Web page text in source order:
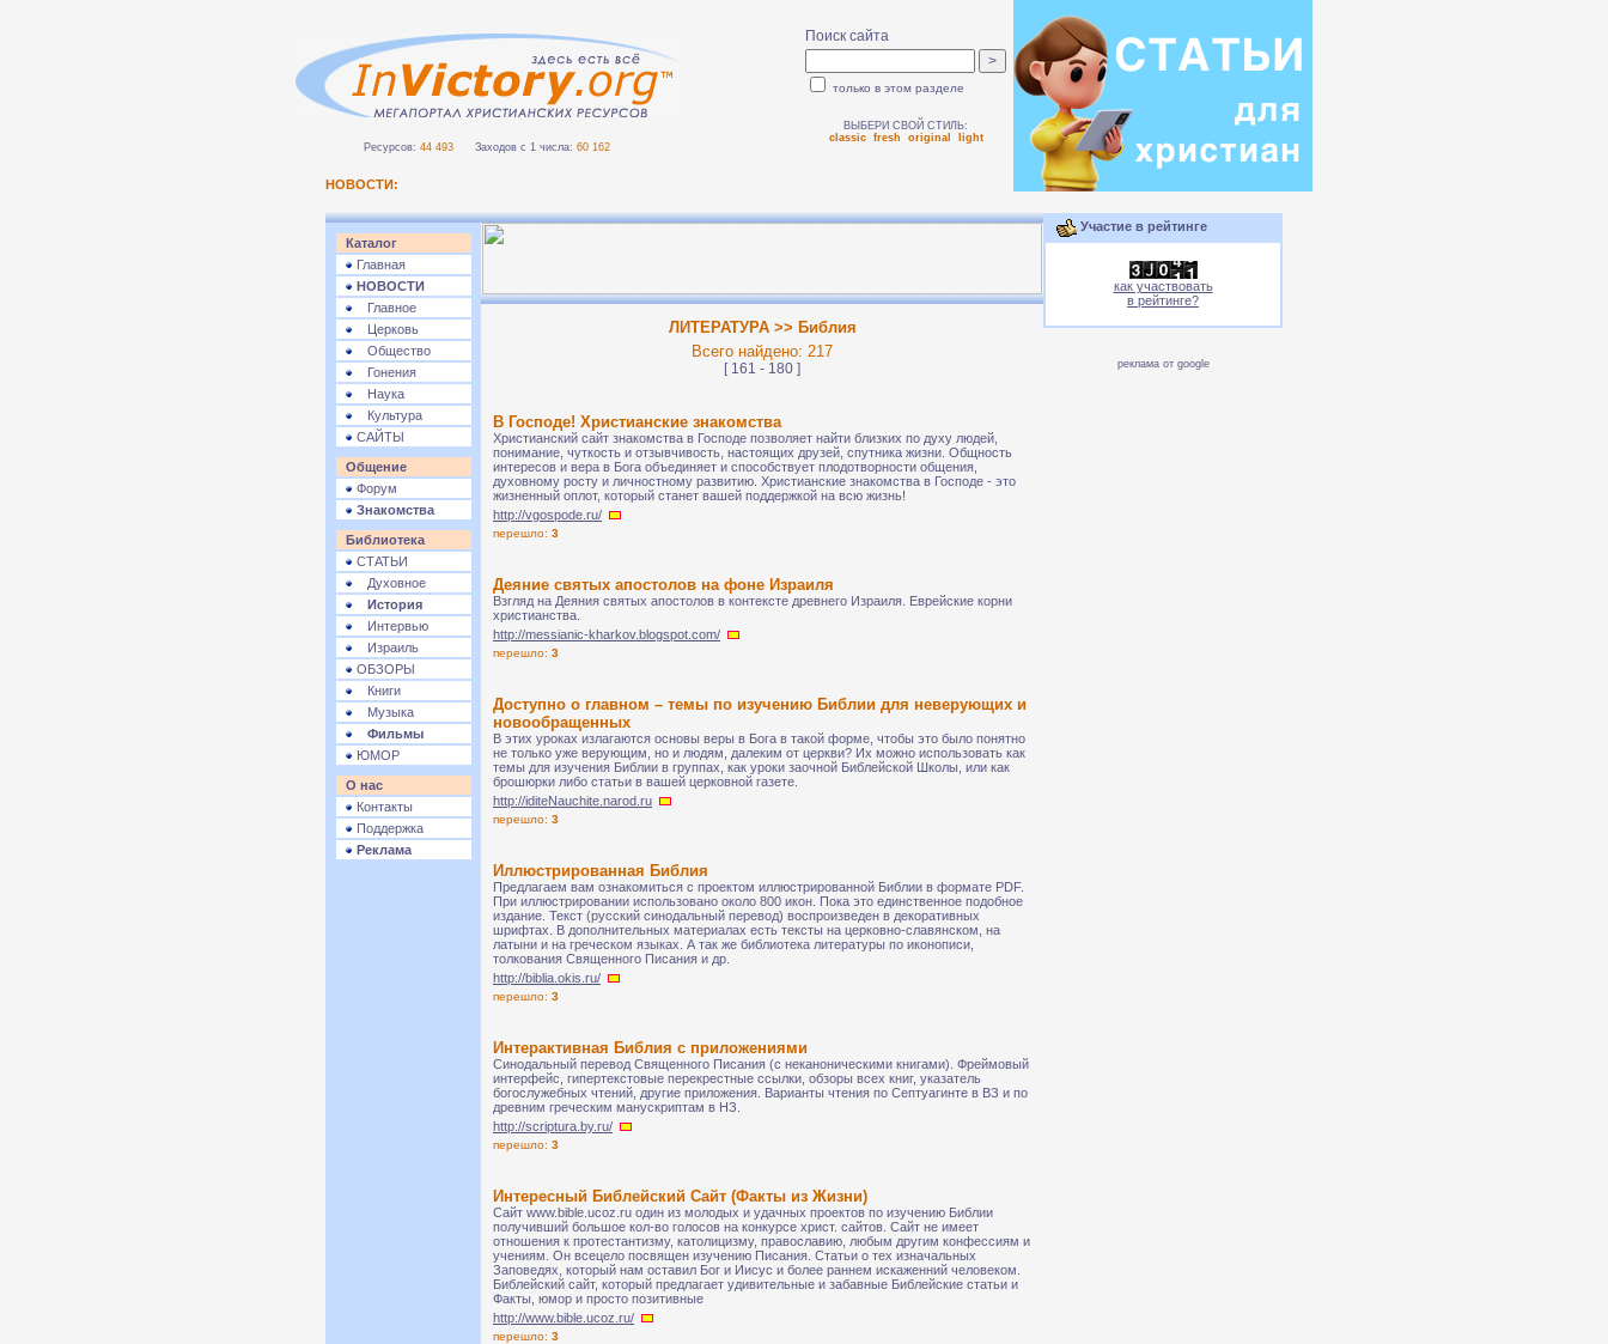
Ресурсов: 44 493 Заходов с 1 числа: 60 162
Поиск сайта
только в этом разделе
ВЫБЕРИ СВОЙ СТИЛЬ:
classic
fresh original light
НОВОСТИ:
Каталог
Главная
НОВОСТИ
Главное
Церковь
Общество
Гонения
Наука
Культура
САЙТЫ
Общение
Форум
Знакомства
Библиотека
СТАТЬИ
Духовное
История
Интервью
Израиль
ОБЗОРЫ
Книги
Музыка
Фильмы
ЮМОР
О нас
Контакты
Поддержка
Реклама
ЛИТЕРАТУРА >> Библия
Всего найдено: 217
[ 161 - 180 ]
В Господе! Христианские знакомства
Христианский сайт знакомства в Господе позволяет найти близких по духу людей,
понимание, чуткость и отзывчивость, настоящих друзей, спутника жизни. Общность
интересов и вера в Бога объединяет и способствует плодотворности общения,
духовному росту и личностному развитию. Христианские знакомства в Господе - это
жизненный оплот, который станет вашей поддержкой на всю жизнь!
http://vgospode.ru/
перешло: 3
Деяние святых апостолов на фоне Израиля
Взгляд на Деяния святых апостолов в контексте древнего Израиля. Еврейские корни
христианства.
http://messianic-kharkov.blogspot.com/
перешло: 3
Доступно о главном – темы по изучению Библии для неверующих и
новообращенных
В этих уроках излагаются основы веры в Бога в такой форме, чтобы это было понятно
не только уже верующим, но и людям, далеким от церкви? Их можно использовать как
темы для изучения Библии в группах, как уроки заочной Библейской Школы, или как
брошюрки либо статьи в вашей церковной газете.
http://iditeNauchite.narod.ru
перешло: 3
Иллюстрированная Библия
Предлагаем вам ознакомиться с проектом иллюстрированной Библии в формате PDF.
При иллюстрировании использовано около 800 икон. Пока это единственное подобное
издание. Текст (русский синодальный перевод) воспроизведен в декоративных
шрифтах. В дополнительных материалах есть тексты на церковно-славянском, на
латыни и на греческом языках. А так же библиотека литературы по иконописи,
толкования Священного Писания и др.
http://biblia.okis.ru/
перешло: 3
Интерактивная Библия с приложениями
Синодальный перевод Священного Писания (с неканоническими книгами). Фреймовый
интерфейс, гипертекстовые перекрестные ссылки, обзоры всех книг, указатель
богослужебных чтений, другие приложения. Варианты чтения по Септуагинте в ВЗ и по
древним греческим манускриптам в НЗ.
http://scriptura.by.ru/
перешло: 3
Интересный Библейский Сайт (Факты из Жизни)
Сайт www.bible.ucoz.ru один из молодых и удачных проектов по изучению Библии
получивший большое кол-во голосов на конкурсе христ. сайтов. Сайт не имеет
отношения к протестантизму, католицизму, православию, любым другим конфессиям и
учениям. Он всецело посвящен изучению Писания. Статьи о тех изначальных
Заповедях, который нам оставил Бог и Иисус и более раннем искаженний человеком.
Библейский сайт, который предлагает удивительные и забавные Библейские статьи и
Факты, юмор и просто позитивные
http://www.bible.ucoz.ru/
перешло: 3
Участие в рейтинге
как участвовать
в рейтинге?
реклама от google